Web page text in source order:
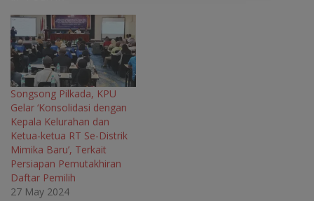
Songsong Pilkada, KPU
Gelar ‘Konsolidasi dengan
Kepala Kelurahan dan
Ketua-ketua RT Se-Distrik
Mimika Baru’, Terkait
Persiapan Pemutakhiran
Daftar Pemilih
27 May 2024